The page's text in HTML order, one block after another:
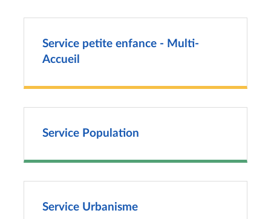
Service petite enfance - Multi-
Accueil
Service Population
Service Urbanisme